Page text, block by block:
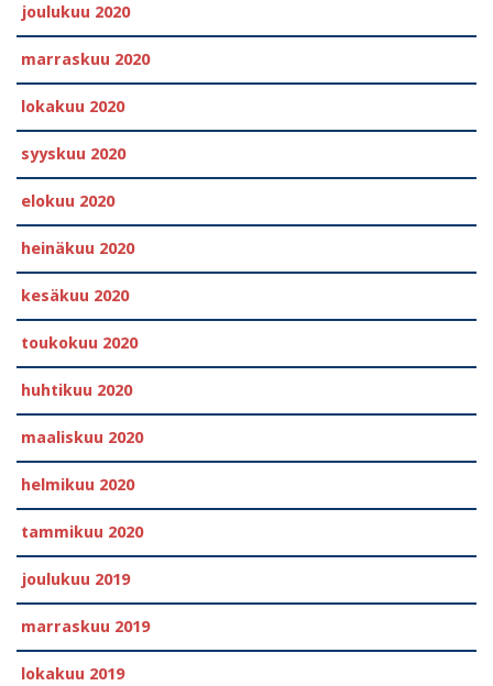
joulukuu 2020
marraskuu 2020
lokakuu 2020
syyskuu 2020
elokuu 2020
heinäkuu 2020
kesäkuu 2020
toukokuu 2020
huhtikuu 2020
maaliskuu 2020
helmikuu 2020
tammikuu 2020
joulukuu 2019
marraskuu 2019
lokakuu 2019